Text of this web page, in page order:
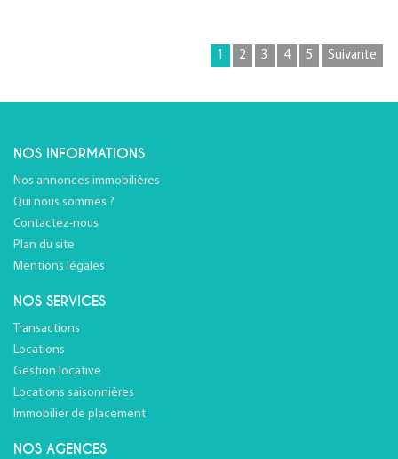
1 2 3 4 5 Suivante
NOS INFORMATIONS
Nos annonces immobilières
Qui nous sommes ?
Contactez-nous
Plan du site
Mentions légales
NOS SERVICES
Transactions
Locations
Gestion locative
Locations saisonnières
Immobilier de placement
NOS AGENCES